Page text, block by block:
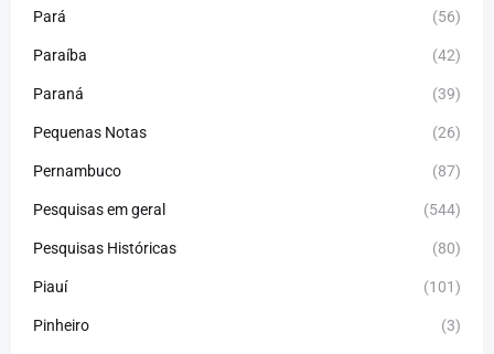
Pará (56)
Paraíba (42)
Paraná (39)
Pequenas Notas (26)
Pernambuco (87)
Pesquisas em geral (544)
Pesquisas Históricas (80)
Piauí (101)
Pinheiro (3)